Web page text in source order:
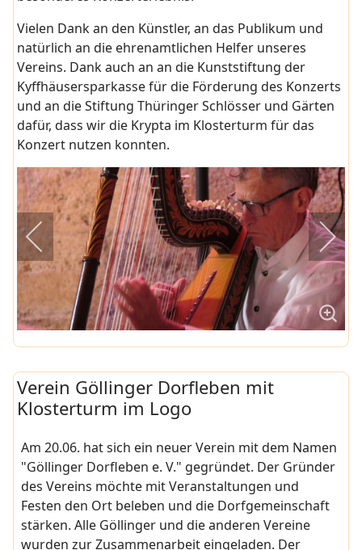
Vielen Dank an den Künstler, an das Publikum und
natürlich an die ehrenamtlichen Helfer unseres
Vereins. Dank auch an an die Kunststiftung der
Kyffhäusersparkasse für die Förderung des Konzerts
und an die Stiftung Thüringer Schlösser und Gärten
dafür, dass wir die Krypta im Klosterturm für das
Konzert nutzen konnten.
Verein Göllinger Dorfleben mit
Klosterturm im Logo
Am 20.06. hat sich ein neuer Verein mit dem Namen
"Göllinger Dorfleben e. V." gegründet. Der Gründer
des Vereins möchte mit Veranstaltungen und
Festen den Ort beleben und die Dorfgemeinschaft
stärken. Alle Göllinger und die anderen Vereine
wurden zur Zusammenarbeit eingeladen. Der